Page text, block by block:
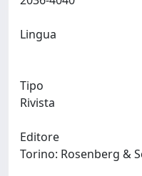
Lingua
Tipo
Rivista
Editore
Torino: Rosenberg &